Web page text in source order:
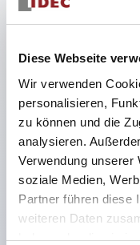
Diese Webseite
Wir verwenden
personalisieren,
zu können und die
analysieren.
Verwendung unserer
soziale Medien,
Partner führen diese
weiteren Daten
haben oder die sie
LED-
LED-
Schutzarten IP40
(IEC 60529)
UL- und CSA-
Normen. CCC-
Mit speziellem
Silhouette